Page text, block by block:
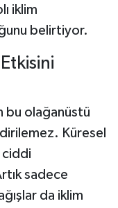
iklim
belirtiyor.
bu olağanüstü
Küresel
ciddi
sadece
da iklim